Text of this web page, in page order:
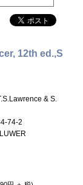
12th ed.,S
& S.
74-2